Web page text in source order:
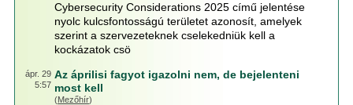
Cybersecurity Considerations 2025 című jelentése
nyolc kulcsfontosságú területet azonosít, amelyek
szerint a szervezeteknek cselekedniük kell a
kockázatok csö
ápr. 29
5:57
Az áprilisi fagyot igazolni nem, de bejelenteni
most kell
(Mezőhír)